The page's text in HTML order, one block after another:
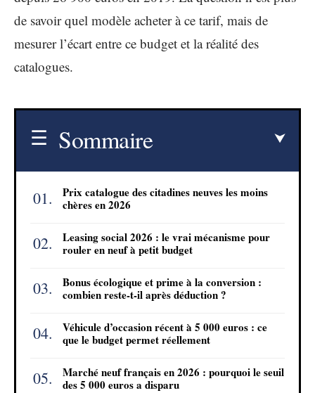
de savoir quel modèle acheter à ce tarif, mais de
mesurer l’écart entre ce budget et la réalité des
catalogues.
Sommaire
Prix catalogue des citadines neuves les moins
chères en 2026
Leasing social 2026 : le vrai mécanisme pour
rouler en neuf à petit budget
Bonus écologique et prime à la conversion :
combien reste-t-il après déduction ?
Véhicule d’occasion récent à 5 000 euros : ce
que le budget permet réellement
Marché neuf français en 2026 : pourquoi le seuil
des 5 000 euros a disparu